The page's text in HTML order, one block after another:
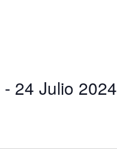
- 24 Julio 2024